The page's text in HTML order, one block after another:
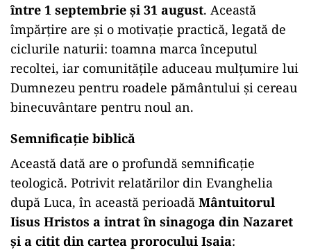
între 1 septembrie și 31 august. Această
împărțire are și o motivație practică, legată de
ciclurile naturii: toamna marca începutul
recoltei, iar comunitățile aduceau mulțumire lui
Dumnezeu pentru roadele pământului și cereau
binecuvântare pentru noul an.
Semnificație biblică
Această dată are o profundă semnificație
teologică. Potrivit relatărilor din Evanghelia
după Luca, în această perioadă Mântuitorul
Iisus Hristos a intrat în sinagoga din Nazaret
și a citit din cartea prorocului Isaia: